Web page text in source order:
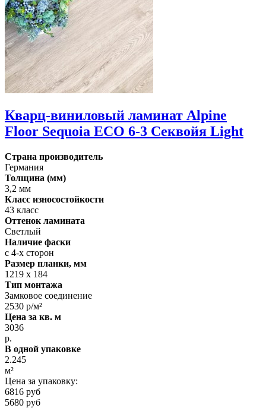
Кварц-виниловый ламинат Alpine
Floor Sequoia ECO 6-3 Секвойя Light
Страна производитель
Германия
Толщина (мм)
3,2 мм
Класс износостойкости
43 класс
Оттенок ламината
Светлый
Наличие фаски
с 4-х сторон
Размер планки, мм
1219 х 184
Тип монтажа
Замковое соединение
2530 р/м²
Цена за кв. м
3036
р.
В одной упаковке
2.245
м²
Цена за упаковку:
6816 руб
5680 руб